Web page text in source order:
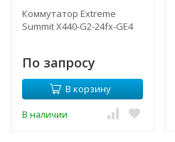
Коммутатор Extreme
Summit X440-G2-24fx-GE4
По запросу
В корзину
В наличии